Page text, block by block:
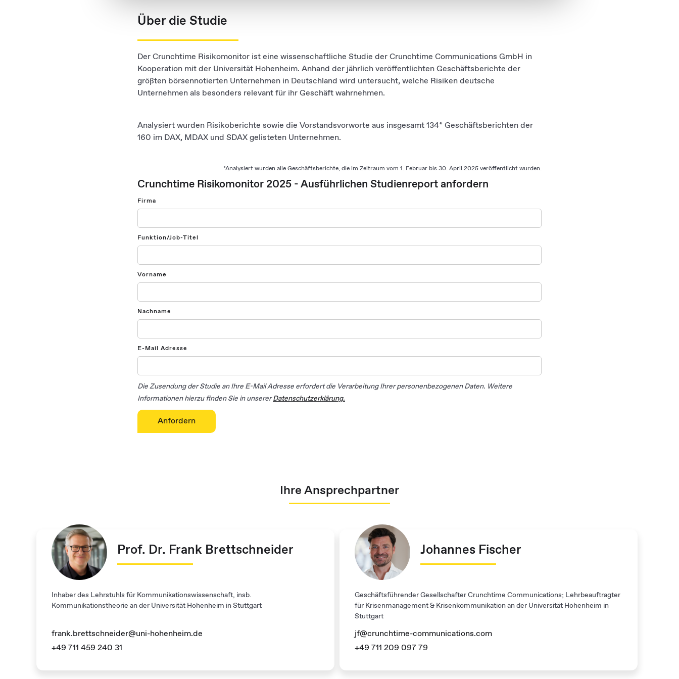
möglicherweise mit weiteren Daten zusammen, die Sie ihnen bereitgestellt haben oder die sie im Rahmen Ihrer Nutzung
Über die Studie
Der Crunchtime Risikomonitor ist eine wissenschaftliche Studie der Crunchtime Communications GmbH in
Kooperation mit der Universität Hohenheim. Anhand der jährlich veröffentlichten Geschäftsberichte der
größten börsennotierten Unternehmen in Deutschland wird untersucht, welche Risiken deutsche
Unternehmen als besonders relevant für ihr Geschäft wahrnehmen.
Analysiert wurden Risikoberichte sowie die Vorstandsvorworte aus insgesamt 134* Geschäftsberichten der
160 im DAX, MDAX und SDAX gelisteten Unternehmen.
*Analysiert wurden alle Geschäftsberichte, die im Zeitraum vom 1. Februar bis 30. April 2025 veröffentlicht wurden.
Crunchtime Risikomonitor 2025 - Ausführlichen Studienreport anfordern
Firma
Funktion/Job-Titel
Vorname
Nachname
E-Mail Adresse
Die Zusendung der Studie an Ihre E-Mail Adresse erfordert die Verarbeitung Ihrer personenbezogenen Daten. Weitere
Informationen hierzu finden Sie in unsererDatenschutzerklärung.
Ihre Ansprechpartner
Prof. Dr. Frank Brettschneider
Inhaber des Lehrstuhls für Kommunikationswissenschaft, insb.
Kommunikationstheorie an der Universität Hohenheim in Stuttgart
frank.brettschneider@uni-hohenheim.de
+49 711 459 240 31
Johannes Fischer
Geschäftsführender Gesellschafter Crunchtime Communications; Lehrbeauftragter
für Krisenmanagement & Krisenkommunikation an der Universität Hohenheim in
Stuttgart​ ​
jf@crunchtime-communications.com
+49 711 209 097 79